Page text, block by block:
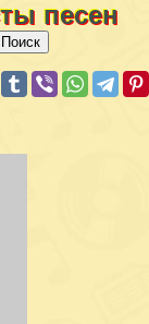
песен